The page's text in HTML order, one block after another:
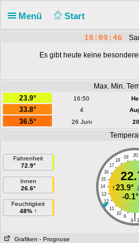
Menü Start
18:09:46
Es gibt heute keine
Max. Min.
23.9°
16:50
33.8°
4
36.5°
26 Juni
Fahrenheit
72.9°
Innen
26.6°
Feuchtigkeit
48% ↑
20
19
18
17
16
15
14
13
12
11
10
9 |
8
↑23.9°↓
-0.1°
Grafiken - Prognose